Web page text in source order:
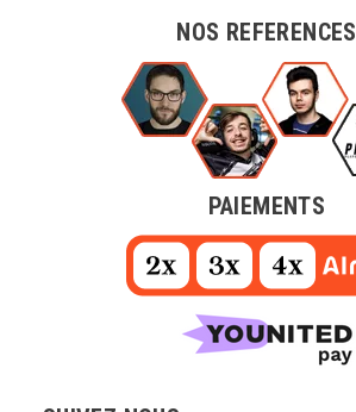
NOS REFERENCES
PAIEMENTS